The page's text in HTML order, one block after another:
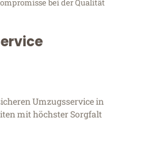
bei der Qualität
Umzugsservice in
mit höchster Sorgfalt